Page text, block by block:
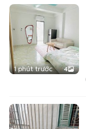
1 phút trước 4